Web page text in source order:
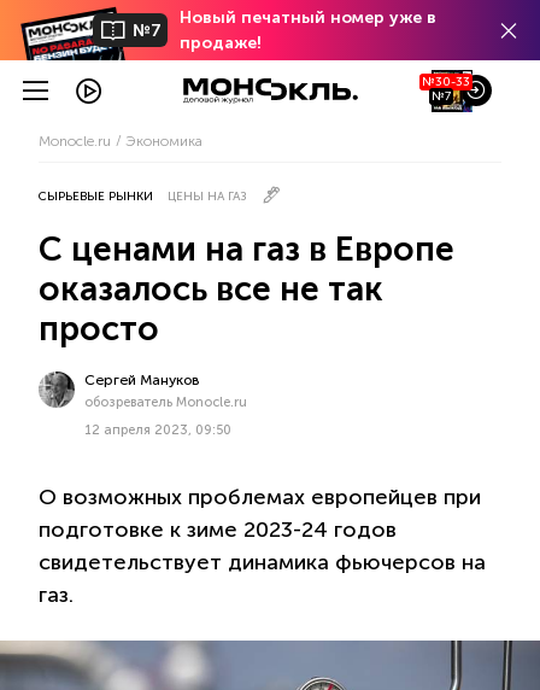
№7
Новый печатный номер уже в
продаже!
№30-33
№7
Monocle.ru Экономика
СЫРЬЕВЫЕ РЫНКИ ЦЕНЫ НА ГАЗ
С ценами на газ в Европе
оказалось все не так
просто
Сергей Мануков
обозреватель Monocle.ru
12 апреля 2023, 09:50
О возможных проблемах европейцев при
подготовке к зиме 2023-24 годов
свидетельствует динамика фьючерсов на
газ.